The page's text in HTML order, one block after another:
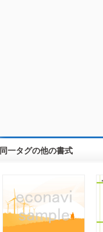
同一タグの他の書式